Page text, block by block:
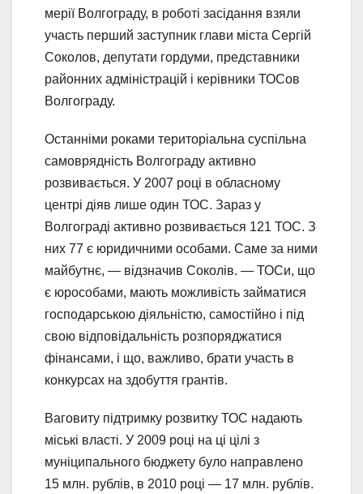
мерії Волгограду, в роботі засідання взяли
участь перший заступник глави міста Сергій
Соколов, депутати гордуми, представники
районних адміністрацій і керівники ТОСов
Волгограду.
Останніми роками територіальна суспільна
самоврядність Волгограду активно
розвивається. У 2007 році в обласному
центрі діяв лише один ТОС. Зараз у
Волгограді активно розвивається 121 ТОС. З
них 77 є юридичними особами. Саме за ними
майбутнє, — відзначив Соколів. — ТОСи, що
є юрособами, мають можливість займатися
господарською діяльністю, самостійно і під
свою відповідальність розпоряджатися
фінансами, і що, важливо, брати участь в
конкурсах на здобуття грантів.
Ваговиту підтримку розвитку ТОС надають
міські власті. У 2009 році на ці цілі з
муніципального бюджету було направлено
15 млн. рублів, в 2010 році — 17 млн. рублів.